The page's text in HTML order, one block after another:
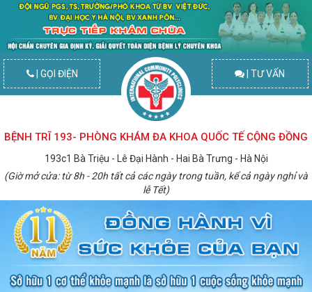
| GỌI ĐIỆN | TƯ VẤN
BỆNH TRĨ 193- PHÒNG KHÁM ĐA KHOA QUỐC TẾ CỘNG ĐỒNG
193c1 Bà Triệu - Lê Đại Hành - Hai Bà Trưng - Hà Nội
(Giờ mở cửa: từ 8h - 20h tất cả các ngày trong tuần, kể cả ngày nghỉ và
lễ Tết)